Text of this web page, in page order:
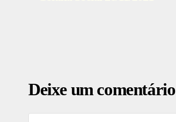
Deixe um comentário